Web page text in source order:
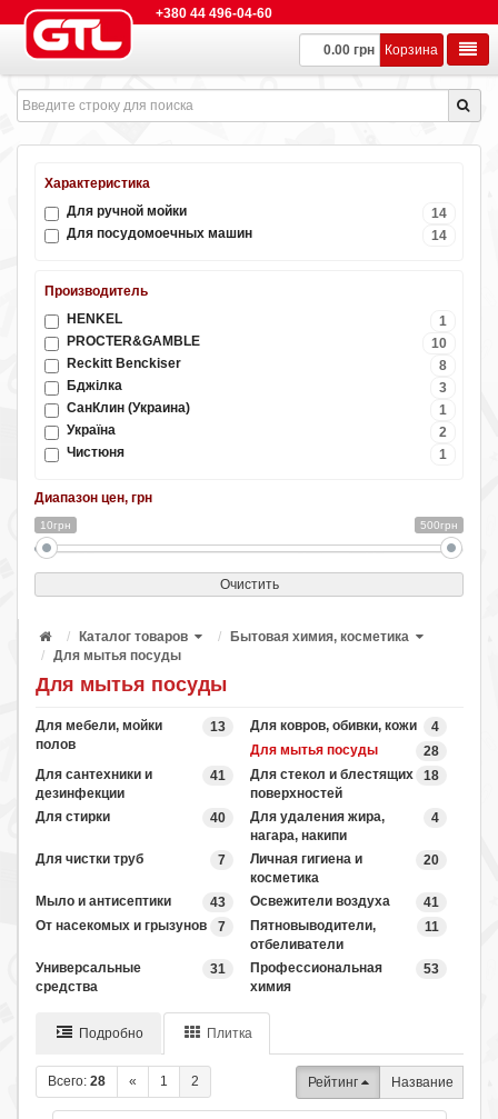
+380 44 496-04-60
0.00 грн Корзина
Характеристика
14
Для pучной мойки
14
Для посудомоечных машин
Производитель
1
HENKEL
10
PROCTER&GAMBLE
8
Reckitt Benckiser
3
Бджілка
1
СанКлин (Украина)
2
Україна
1
Чистюня
Диапазон цен, грн
10грн 500грн
Очистить
Каталог товаров
Бытовая химия, косметика
Для мытья посуды
Для мытья посуды
13
Для мебели, мойки
полов
4
Для ковров, обивки, кожи
28
Для мытья посуды
41
Для сантехники и
дезинфекции
18
Для стекол и блестящих
поверхностей
40
Для стирки 4
Для удаления жира,
нагара, накипи
7
Для чистки труб 20
Личная гигиена и
косметика
43
Мыло и антисептики 41
Освежители воздуха
7
От насекомых и грызунов 11
Пятновыводители,
отбеливатели
31
Универсальные
средства
53
Профессиональная
химия
Подробно Плитка
Всего: 28 « 1 2 Рейтинг Название